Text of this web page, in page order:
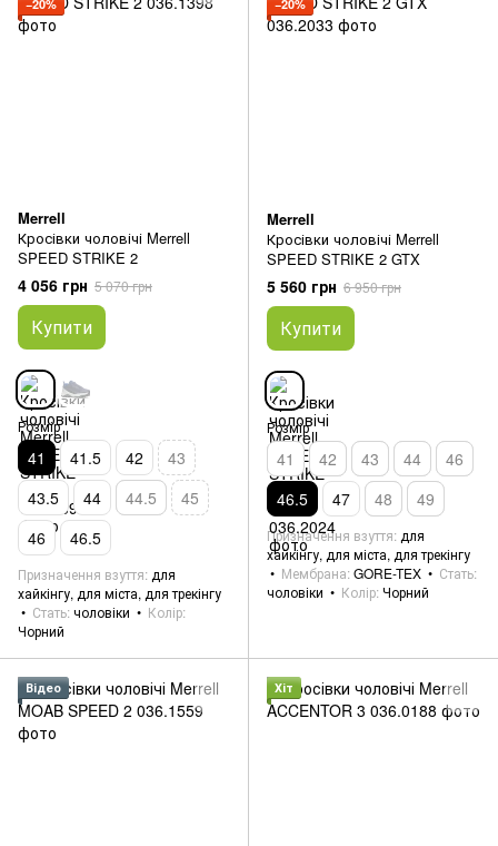
−20%
Merrell
Кросівки чоловічі Merrell
SPEED STRIKE 2
4 056 грн 5 070 грн
Купити
Розмір
41 41.5 42
43
43.5
44 44.5
45
46
46.5
Призначення взуття для
хайкінгу, для міста, для трекінгу
Стать чоловіки
Колір
Чорний
−20%
Merrell
Кросівки чоловічі Merrell
SPEED STRIKE 2 GTX
5 560 грн 6 950 грн
Купити
Розмір
41 42 43 44
46
46.5
47 48 49
Призначення взуття для
хайкінгу, для міста, для трекінгу
Мембрана GORE-TEX
Стать
чоловіки
Колір Чорний
Відео Хіт